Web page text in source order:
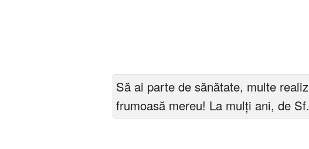
Să ai parte de sănătate, multe
frumoasă mereu! La mulți ani, de